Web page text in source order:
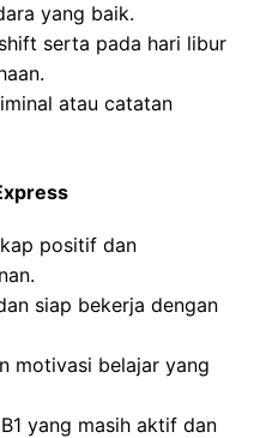
yang baik.
serta pada hari libur
atau catatan
positif dan
siap bekerja dengan
motivasi belajar yang
yang masih aktif dan